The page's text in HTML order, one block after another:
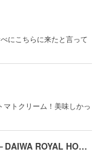
にこちらに来たと言って
トクリーム！美味しかっ
ホテル＆リゾーツ 佐賀 唐津 －DAIWA ROYAL HOTEL－